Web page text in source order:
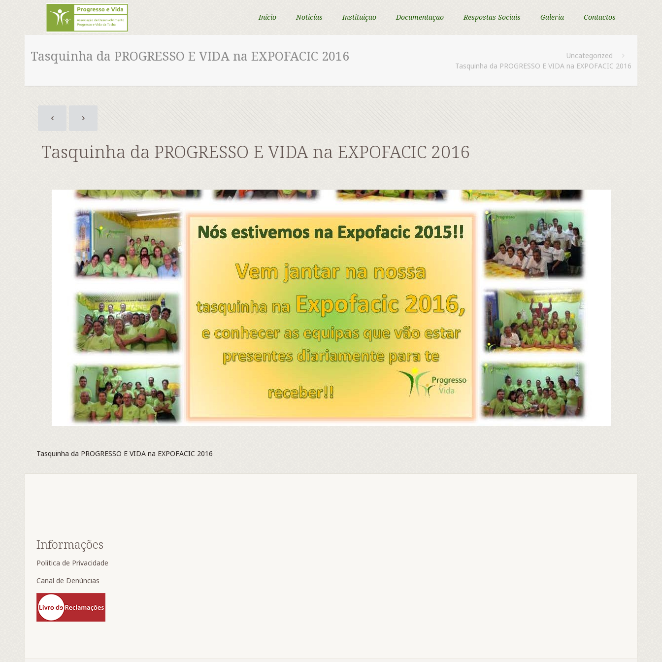
Início Noticías Instituição Documentação Respostas Sociais Galeria Contactos
Tasquinha da PROGRESSO E VIDA na EXPOFACIC 2016
Uncategorized
Tasquinha da PROGRESSO E VIDA na EXPOFACIC 2016
Tasquinha da PROGRESSO E VIDA na EXPOFACIC 2016
Tasquinha da PROGRESSO E VIDA na EXPOFACIC 2016
Informações
Politica de Privacidade
Canal de Denúncias